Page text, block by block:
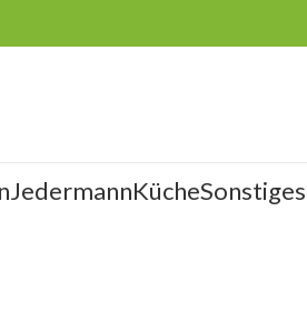
JedermannKücheSonstiges